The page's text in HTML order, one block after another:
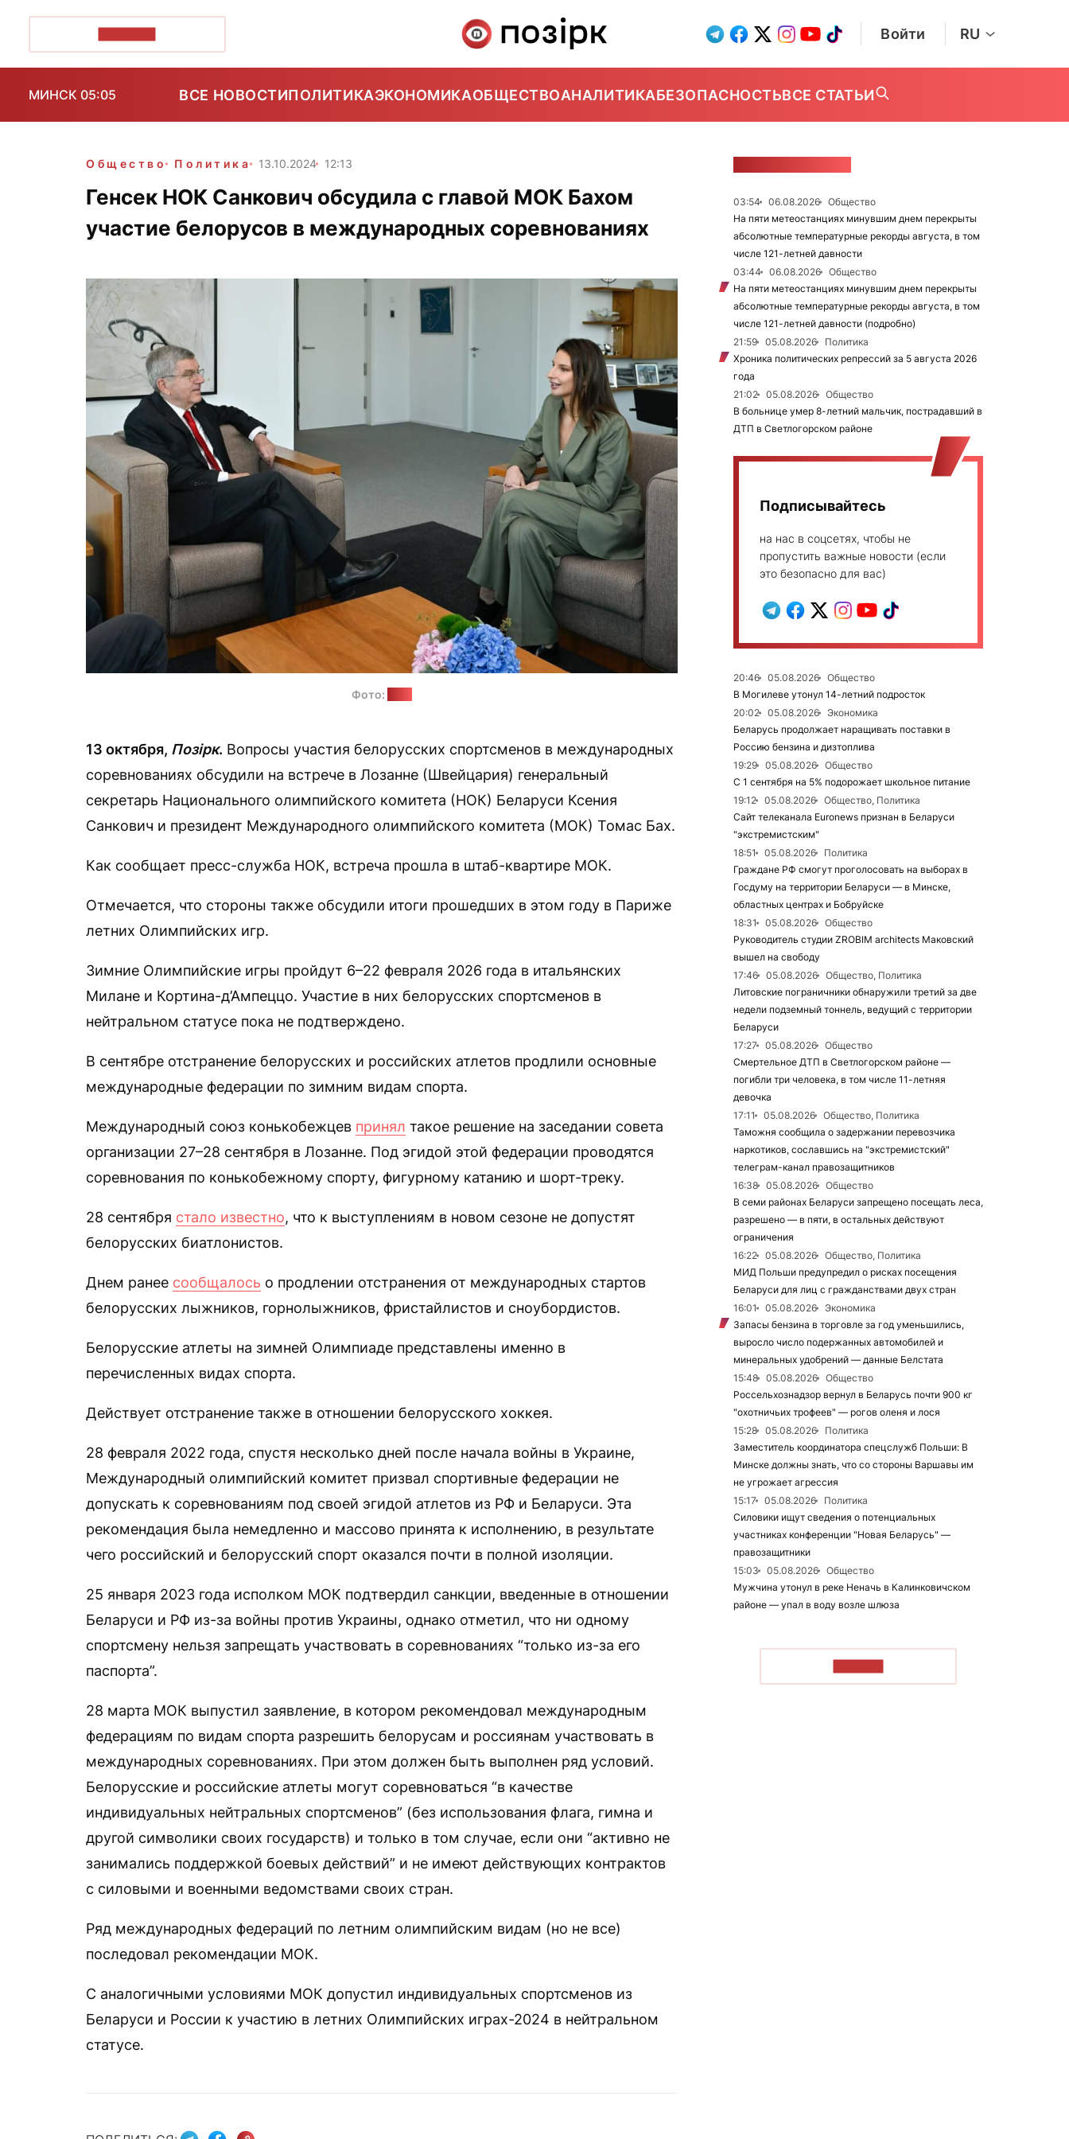
Войти RU
МИНСК 05:05 ВСЕ НОВОСТИПОЛИТИКАЭКОНОМИКАОБЩЕСТВОАНАЛИТИКАБЕЗОПАСНОСТЬВСЕ СТАТЬИ
Общество Политика 13.10.2024 12:13
Генсек НОК Санкович обсудила с главой МОК Бахом
участие белорусов в международных соревнованиях
Фото:
13 октября, Позірк. Вопросы участия белорусских спортсменов в международных
соревнованиях обсудили на встрече в Лозанне (Швейцария) генеральный
секретарь Национального олимпийского комитета (НОК) Беларуси Ксения
Санкович и президент Международного олимпийского комитета (МОК) Томас Бах.
Как сообщает пресс-служба НОК, встреча прошла в штаб-квартире МОК.
Отмечается, что стороны также обсудили итоги прошедших в этом году в Париже
летних Олимпийских игр.
Зимние Олимпийские игры пройдут 6–22 февраля 2026 года в итальянских
Милане и Кортина-д’Ампеццо. Участие в них белорусских спортсменов в
нейтральном статусе пока не подтверждено.
В сентябре отстранение белорусских и российских атлетов продлили основные
международные федерации по зимним видам спорта.
Международный союз конькобежцев принял такое решение на заседании совета
организации 27–28 сентября в Лозанне. Под эгидой этой федерации проводятся
соревнования по конькобежному спорту, фигурному катанию и шорт-треку.
28 сентября стало известно, что к выступлениям в новом сезоне не допустят
белорусских биатлонистов.
Днем ранее сообщалось о продлении отстранения от международных стартов
белорусских лыжников, горнолыжников, фристайлистов и сноубордистов.
Белорусские атлеты на зимней Олимпиаде представлены именно в
перечисленных видах спорта.
Действует отстранение также в отношении белорусского хоккея.
28 февраля 2022 года, спустя несколько дней после начала войны в Украине,
Международный олимпийский комитет призвал спортивные федерации не
допускать к соревнованиям под своей эгидой атлетов из РФ и Беларуси. Эта
рекомендация была немедленно и массово принята к исполнению, в результате
чего российский и белорусский спорт оказался почти в полной изоляции.
25 января 2023 года исполком МОК подтвердил санкции, введенные в отношении
Беларуси и РФ из-за войны против Украины, однако отметил, что ни одному
спортсмену нельзя запрещать участвовать в соревнованиях “только из-за его
паспорта”.
28 марта МОК выпустил заявление, в котором рекомендовал международным
федерациям по видам спорта разрешить белорусам и россиянам участвовать в
международных соревнованиях. При этом должен быть выполнен ряд условий.
Белорусские и российские атлеты могут соревноваться “в качестве
индивидуальных нейтральных спортсменов” (без использования флага, гимна и
другой символики своих государств) и только в том случае, если они “активно не
занимались поддержкой боевых действий” и не имеют действующих контрактов
с силовыми и военными ведомствами своих стран.
Ряд международных федераций по летним олимпийским видам (но не все)
последовал рекомендации МОК.
С аналогичными условиями МОК допустил индивидуальных спортсменов из
Беларуси и России к участию в летних Олимпийских играх-2024 в нейтральном
статусе.
03:54 06.08.2026
Общество
На пяти метеостанциях минувшим днем перекрыты
абсолютные температурные рекорды августа, в том
числе 121-летней давности
03:44
06.08.2026
Общество
На пяти метеостанциях минувшим днем перекрыты
абсолютные температурные рекорды августа, в том
числе 121-летней давности (подробно)
21:59
05.08.2026
Политика
Хроника политических репрессий за 5 августа 2026
года
21:02
05.08.2026
Общество
В больнице умер 8-летний мальчик, пострадавший в
ДТП в Светлогорском районе
Подписывайтесь
на нас в соцсетях, чтобы не
пропустить важные новости (если
это безопасно для вас)
20:46 05.08.2026
Общество
В Могилеве утонул 14-летний подросток
20:02
05.08.2026
Экономика
Беларусь продолжает наращивать поставки в
Россию бензина и дизтоплива
19:29
05.08.2026
Общество
С 1 сентября на 5% подорожает школьное питание
19:12
05.08.2026
Общество, Политика
Сайт телеканала Euronews признан в Беларуси
"экстремистским"
18:51
05.08.2026
Политика
Граждане РФ смогут проголосовать на выборах в
Госдуму на территории Беларуси — в Минске,
областных центрах и Бобруйске
18:31
05.08.2026
Общество
Руководитель студии ZROBIM architects Маковский
вышел на свободу
17:46
05.08.2026
Общество, Политика
Литовские пограничники обнаружили третий за две
недели подземный тоннель, ведущий с территории
Беларуси
17:27
05.08.2026
Общество
Смертельное ДТП в Светлогорском районе —
погибли три человека, в том числе 11-летняя
девочка
17:11
05.08.2026
Общество, Политика
Таможня сообщила о задержании перевозчика
наркотиков, сославшись на "экстремистский"
телеграм-канал правозащитников
16:38
05.08.2026
Общество
В семи районах Беларуси запрещено посещать леса,
разрешено — в пяти, в остальных действуют
ограничения
16:22
05.08.2026
Общество, Политика
МИД Польши предупредил о рисках посещения
Беларуси для лиц с гражданствами двух стран
16:01
05.08.2026
Экономика
Запасы бензина в торговле за год уменьшились,
выросло число подержанных автомобилей и
минеральных удобрений — данные Белстата
15:48
05.08.2026
Общество
Россельхознадзор вернул в Беларусь почти 900 кг
"охотничьих трофеев" — рогов оленя и лося
15:28
05.08.2026
Политика
Заместитель координатора спецслужб Польши: В
Минске должны знать, что со стороны Варшавы им
не угрожает агрессия
15:17
05.08.2026
Политика
Силовики ищут сведения о потенциальных
участниках конференции "Новая Беларусь" —
правозащитники
15:03
05.08.2026
Общество
Мужчина утонул в реке Неначь в Калинковичском
районе — упал в воду возле шлюза